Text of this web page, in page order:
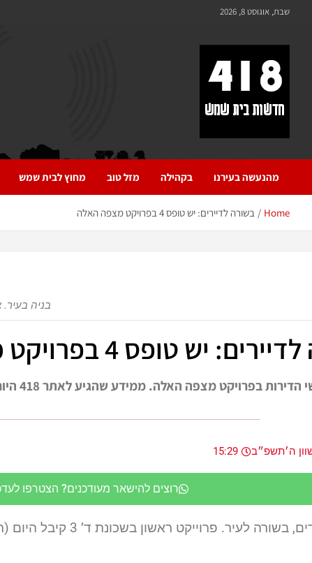
שבת, אוגוסט 8, 2026
418 – חדשות בית שמש
מהנעשה בעירנו בקהילה מזל טוב מחוץ לבית שמש
Home בשורה לדיירים: יש טופס 4 בפרויקט מצפה האלה
בניה בעיר.
יש טופס 4 בפרויקט מצפה האלה
בפרויקט מצפה האלה. ממידע שהגיע לאתר 418 היום קיבלו טופס 4 מעל 250 יחידות דיור.
ה׳תשפ״ב 15:29
רוצים להישאר מעודכנים? הצטרפו